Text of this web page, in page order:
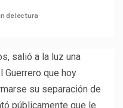
de lectura
salió a la luz una
que hoy
su separación de
públicamente que le